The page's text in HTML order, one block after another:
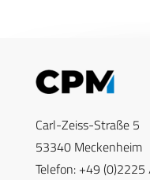
Carl-Zeiss-Straße 5
53340 Meckenheim
Telefon: +49